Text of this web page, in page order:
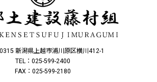
新潟県上越市浦川原区横川412-1
TEL：025-599-2400
FAX：025-599-2180